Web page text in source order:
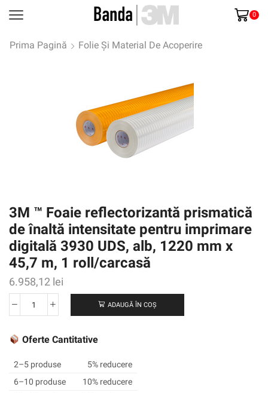
0
Prima Pagină Folie Și Material De Acoperire
3M ™ Foaie reflectorizantă prismatică
de înaltă intensitate pentru imprimare
digitală 3930 UDS, alb, 1220 mm x
45,7 m, 1 roll/carcasă
6.958,12 lei
Cantitate
™
reflectorizantă
prismatică
de
ADAUGĂ ÎN COȘ
Oferte Cantitative
2–5 produse
5% reducere
6–10 produse
10% reducere